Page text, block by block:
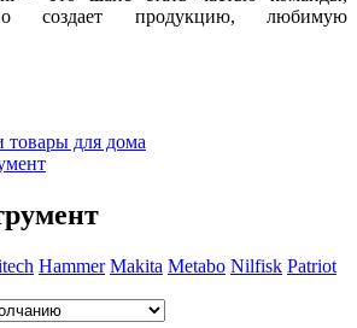
создает продукцию, любимую
для дома
Hammer Makita Metabo Nilfisk Patriot